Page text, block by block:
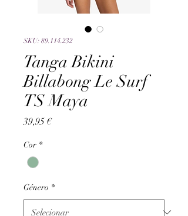
SKU: 89.114.232
Tanga Bikini
Billabong Le Surf
TS Maya
39,95 €Preço
Cor *
Género *